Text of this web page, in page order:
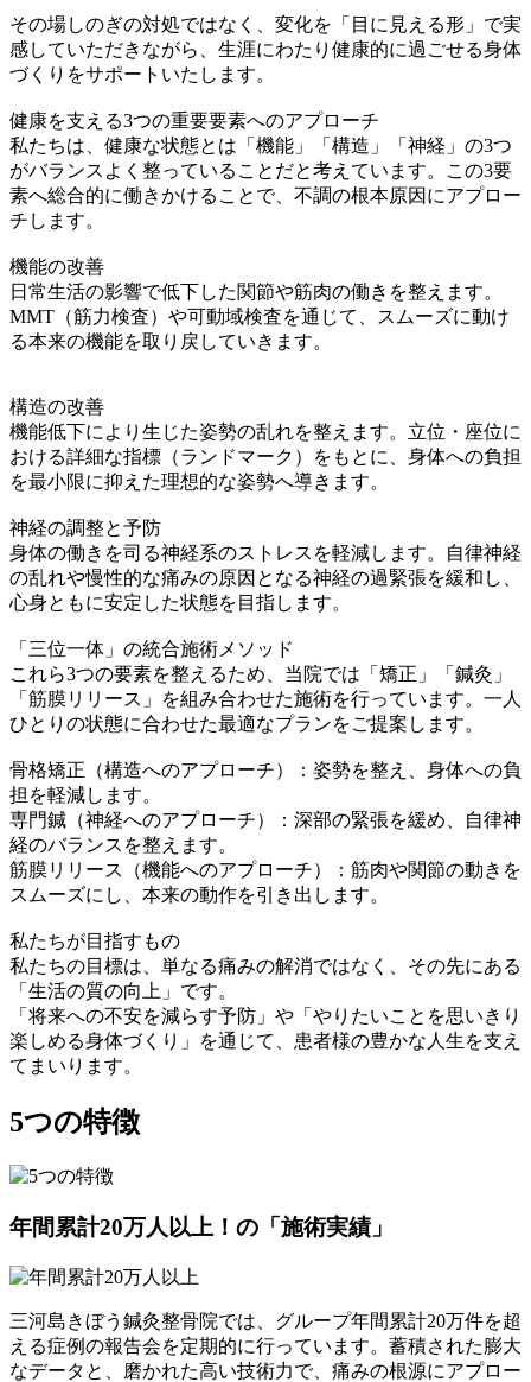
その場しのぎの対処ではなく、変化を「目に見える形」で実
感していただきながら、生涯にわたり健康的に過ごせる身体
づくりをサポートいたします。
健康を支える3つの重要要素へのアプローチ
私たちは、健康な状態とは「機能」「構造」「神経」の3つ
がバランスよく整っていることだと考えています。この3要
素へ総合的に働きかけることで、不調の根本原因にアプロー
チします。
機能の改善
日常生活の影響で低下した関節や筋肉の働きを整えます。
MMT（筋力検査）や可動域検査を通じて、スムーズに動け
る本来の機能を取り戻していきます。
構造の改善
機能低下により生じた姿勢の乱れを整えます。立位・座位に
おける詳細な指標（ランドマーク）をもとに、身体への負担
を最小限に抑えた理想的な姿勢へ導きます。
神経の調整と予防
身体の働きを司る神経系のストレスを軽減します。自律神経
の乱れや慢性的な痛みの原因となる神経の過緊張を緩和し、
心身ともに安定した状態を目指します。
「三位一体」の統合施術メソッド
これら3つの要素を整えるため、当院では「矯正」「鍼灸」
「筋膜リリース」を組み合わせた施術を行っています。一人
ひとりの状態に合わせた最適なプランをご提案します。
骨格矯正（構造へのアプローチ）：姿勢を整え、身体への負
担を軽減します。
専門鍼（神経へのアプローチ）：深部の緊張を緩め、自律神
経のバランスを整えます。
筋膜リリース（機能へのアプローチ）：筋肉や関節の動きを
スムーズにし、本来の動作を引き出します。
私たちが目指すもの
私たちの目標は、単なる痛みの解消ではなく、その先にある
「生活の質の向上」です。
「将来への不安を減らす予防」や「やりたいことを思いきり
楽しめる身体づくり」を通じて、患者様の豊かな人生を支え
てまいります。
5つの特徴
年間累計20万人以上！の「施術実績」
三河島きぼう鍼灸整骨院では、グループ年間累計20万件を超
える症例の報告会を定期的に行っています。蓄積された膨大
なデータと、磨かれた高い技術力で、痛みの根源にアプロー